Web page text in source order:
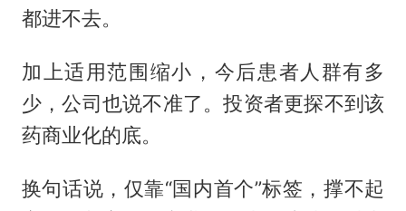
都进不去。
加上适用范围缩小，今后患者人群有多
少，公司也说不准了。投资者更探不到该
药商业化的底。
换句话说，仅靠“国内首个”标签，撑不起